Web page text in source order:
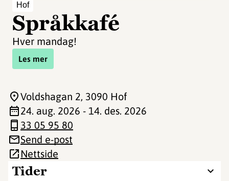
Hof
Språkkafé
Hver mandag!
Les mer
Tider
Voldshagan 2, 3090 Hof
24. aug. 2026 - 14. des. 2026
33 05 95 80
Send e-post
Nettside